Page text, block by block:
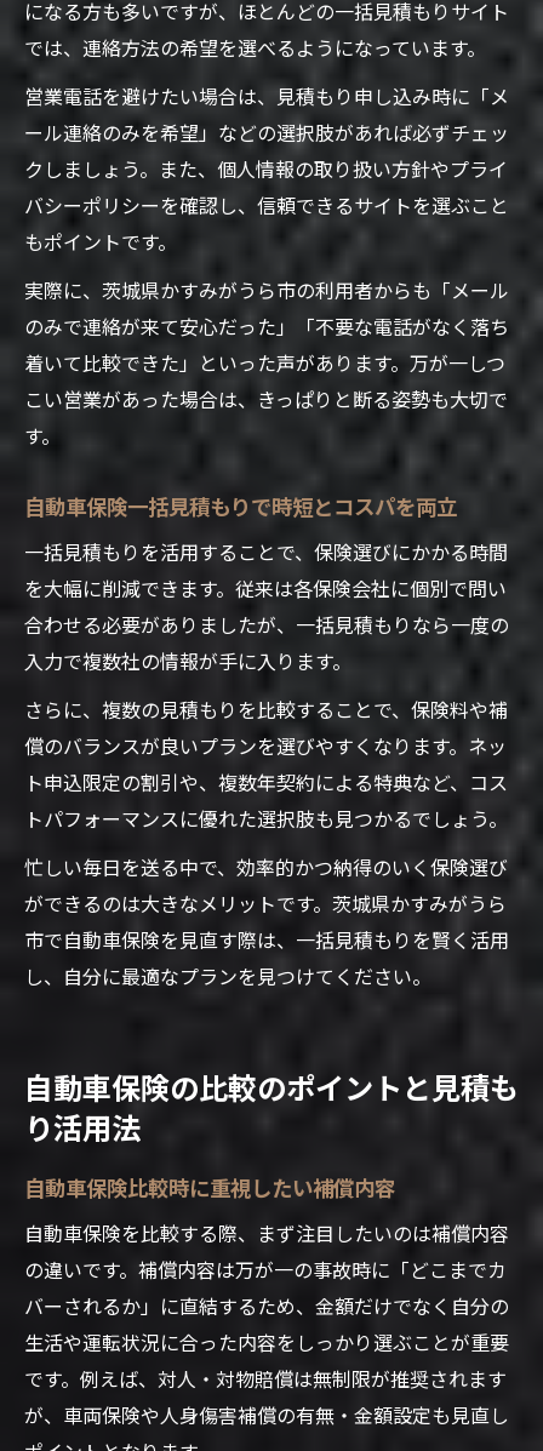
になる方も多いですが、ほとんどの一括見積もりサイト
では、連絡方法の希望を選べるようになっています。
営業電話を避けたい場合は、見積もり申し込み時に「メ
ール連絡のみを希望」などの選択肢があれば必ずチェッ
クしましょう。また、個人情報の取り扱い方針やプライ
バシーポリシーを確認し、信頼できるサイトを選ぶこと
もポイントです。
実際に、茨城県かすみがうら市の利用者からも「メール
のみで連絡が来て安心だった」「不要な電話がなく落ち
着いて比較できた」といった声があります。万が一しつ
こい営業があった場合は、きっぱりと断る姿勢も大切で
す。
自動車保険一括見積もりで時短とコスパを両立
一括見積もりを活用することで、保険選びにかかる時間
を大幅に削減できます。従来は各保険会社に個別で問い
合わせる必要がありましたが、一括見積もりなら一度の
入力で複数社の情報が手に入ります。
さらに、複数の見積もりを比較することで、保険料や補
償のバランスが良いプランを選びやすくなります。ネッ
ト申込限定の割引や、複数年契約による特典など、コス
トパフォーマンスに優れた選択肢も見つかるでしょう。
忙しい毎日を送る中で、効率的かつ納得のいく保険選び
ができるのは大きなメリットです。茨城県かすみがうら
市で自動車保険を見直す際は、一括見積もりを賢く活用
し、自分に最適なプランを見つけてください。
自動車保険の比較のポイントと見積も
り活用法
自動車保険比較時に重視したい補償内容
自動車保険を比較する際、まず注目したいのは補償内容
の違いです。補償内容は万が一の事故時に「どこまでカ
バーされるか」に直結するため、金額だけでなく自分の
生活や運転状況に合った内容をしっかり選ぶことが重要
です。例えば、対人・対物賠償は無制限が推奨されます
が、車両保険や人身傷害補償の有無・金額設定も見直し